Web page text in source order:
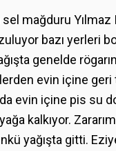
mağduru Yılmaz
bazı yerleri
genelde
evin içine geri
evin içine pis su
kalkıyor.
yağışta gitti.